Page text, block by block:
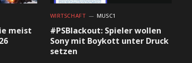
meist
WIRTSCHAFT MUSC1
#PSBlackout: Spieler wollen
Sony mit Boykott unter Druck
setzen